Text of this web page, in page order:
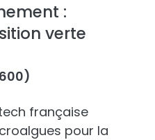
:
verte
française
pour la